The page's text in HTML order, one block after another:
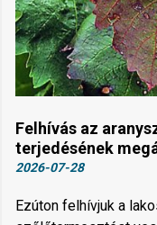
Felhívás az
terjedésének
2026-07-28
Ezúton felhívjuk a